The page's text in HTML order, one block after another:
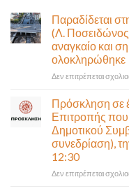
Παραδίδεται
(Λ.
αναγκαίο και
ολοκληρώθηκε
Δεν επιτρέπεται
Πρόσκληση σε
Επιτροπής που
Δημοτικού
συνεδρίαση),
12:30
Δεν επιτρέπεται